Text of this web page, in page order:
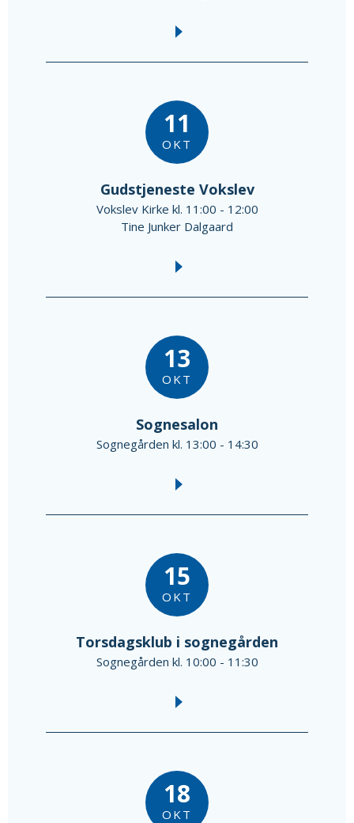
11
OKT
Gudstjeneste Vokslev
Vokslev Kirke kl. 11:00 - 12:00
Tine Junker Dalgaard
13
OKT
Sognesalon
Sognegården kl. 13:00 - 14:30
15
OKT
Torsdagsklub i sognegården
Sognegården kl. 10:00 - 11:30
18
OKT